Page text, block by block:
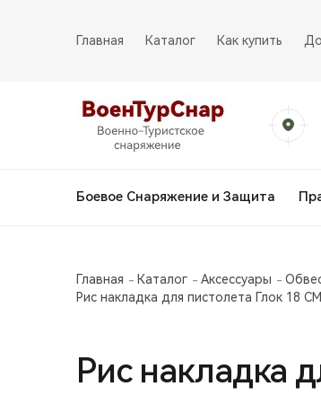
Главная Каталог Как купить
Боевое Снаряжение и Защита
Главная Каталог Аксессуары
Рис накладка для пистолета Глок 18
Рис накладка